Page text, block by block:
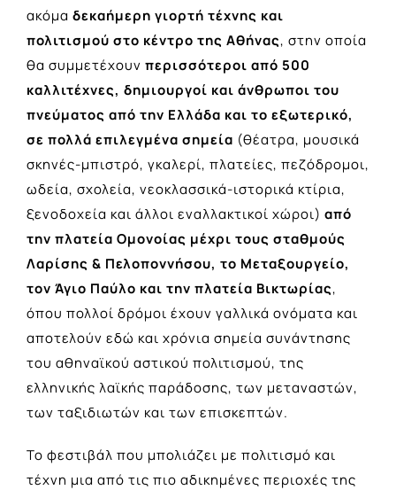
ακόμα δεκαήμερη γιορτή τέχνης και
πολιτισμού στο κέντρο της Αθήνας, στην οποία
θα συμμετέχουν περισσότεροι από 500
καλλιτέχνες, δημιουργοί και άνθρωποι του
πνεύματος από την Ελλάδα και το εξωτερικό,
σε πολλά επιλεγμένα σημεία (θέατρα, μουσικά
σκηνές-μπιστρό, γκαλερί, πλατείες, πεζόδρομοι,
ωδεία, σχολεία, νεοκλασσικά-ιστορικά κτίρια,
ξενοδοχεία και άλλοι εναλλακτικοί χώροι) από
την πλατεία Ομονοίας μέχρι τους σταθμούς
Λαρίσης & Πελοποννήσου, το Μεταξουργείο,
τον Άγιο Παύλο και την πλατεία Βικτωρίας,
όπου πολλοί δρόμοι έχουν γαλλικά ονόματα και
αποτελούν εδώ και χρόνια σημεία συνάντησης
του αθηναϊκού αστικού πολιτισμού, της
ελληνικής λαϊκής παράδοσης, των μεταναστών,
των ταξιδιωτών και των επισκεπτών.
Το φεστιβάλ που μπολιάζει με πολιτισμό και
τέχνη μια από τις πιο αδικημένες περιοχές της